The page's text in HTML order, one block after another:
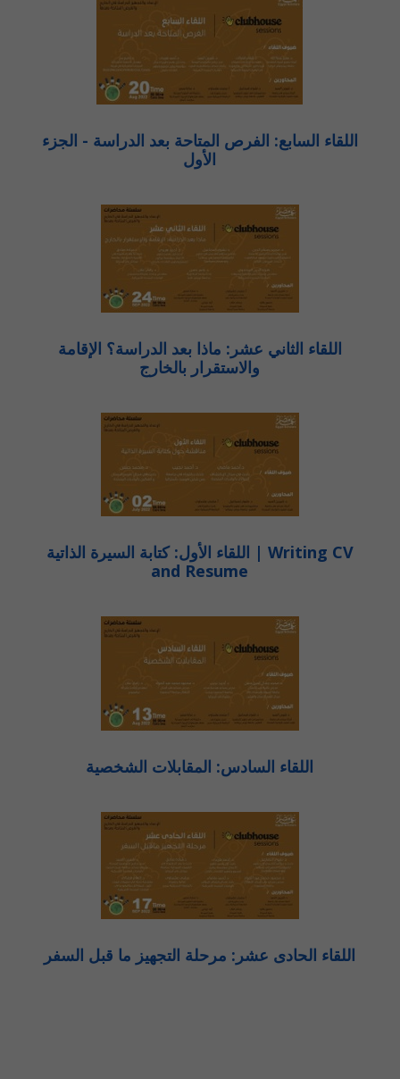
اللقاء السابع: الفرص المتاحة بعد الدراسة - الجزء
الأول
اللقاء الثاني عشر: ماذا بعد الدراسة؟ الإقامة
والاستقرار بالخارج
اللقاء الأول: كتابة السيرة الذاتية | Writing CV
and Resume
اللقاء السادس: المقابلات الشخصية
اللقاء الحادى عشر: مرحلة التجهيز ما قبل السفر